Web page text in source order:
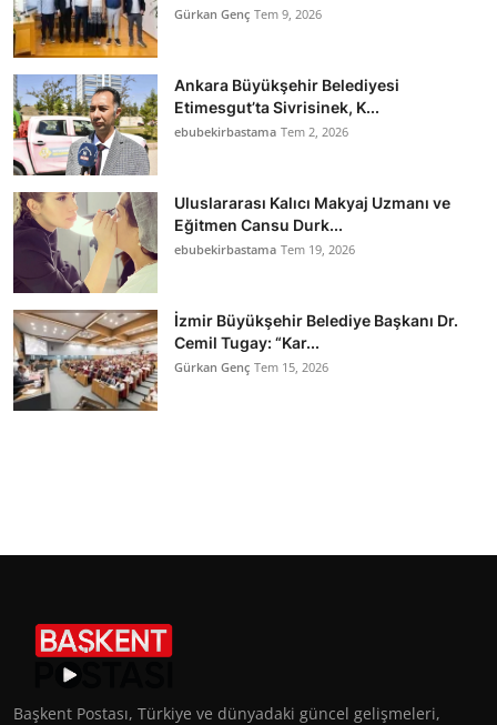
Gürkan Genç Tem 9, 2026
Ankara Büyükşehir Belediyesi
Etimesgut’ta Sivrisinek, K...
ebubekirbastama Tem 2, 2026
Uluslararası Kalıcı Makyaj Uzmanı ve
Eğitmen Cansu Durk...
ebubekirbastama Tem 19, 2026
İzmir Büyükşehir Belediye Başkanı Dr.
Cemil Tugay: “Kar...
Gürkan Genç Tem 15, 2026
Başkent Postası, Türkiye ve dünyadaki güncel gelişmeleri,